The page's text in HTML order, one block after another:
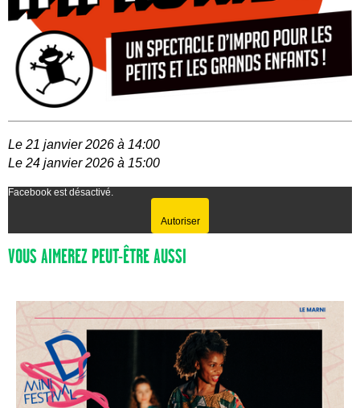
Le 21 janvier 2026 à 14:00
Le 24 janvier 2026 à 15:00
Facebook est désactivé.
Autoriser
VOUS AIMEREZ PEUT-ÊTRE AUSSI